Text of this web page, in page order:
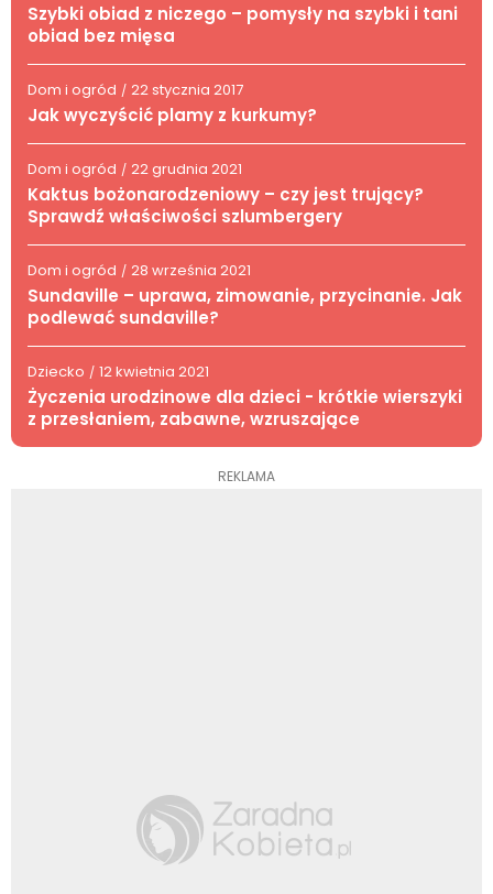
Szybki obiad z niczego – pomysły na szybki i tani
obiad bez mięsa
Dom i ogród / 22 stycznia 2017
Jak wyczyścić plamy z kurkumy?
Dom i ogród / 22 grudnia 2021
Kaktus bożonarodzeniowy – czy jest trujący?
Sprawdź właściwości szlumbergery
Dom i ogród / 28 września 2021
Sundaville – uprawa, zimowanie, przycinanie. Jak
podlewać sundaville?
Dziecko / 12 kwietnia 2021
Życzenia urodzinowe dla dzieci - krótkie wierszyki
z przesłaniem, zabawne, wzruszające
REKLAMA